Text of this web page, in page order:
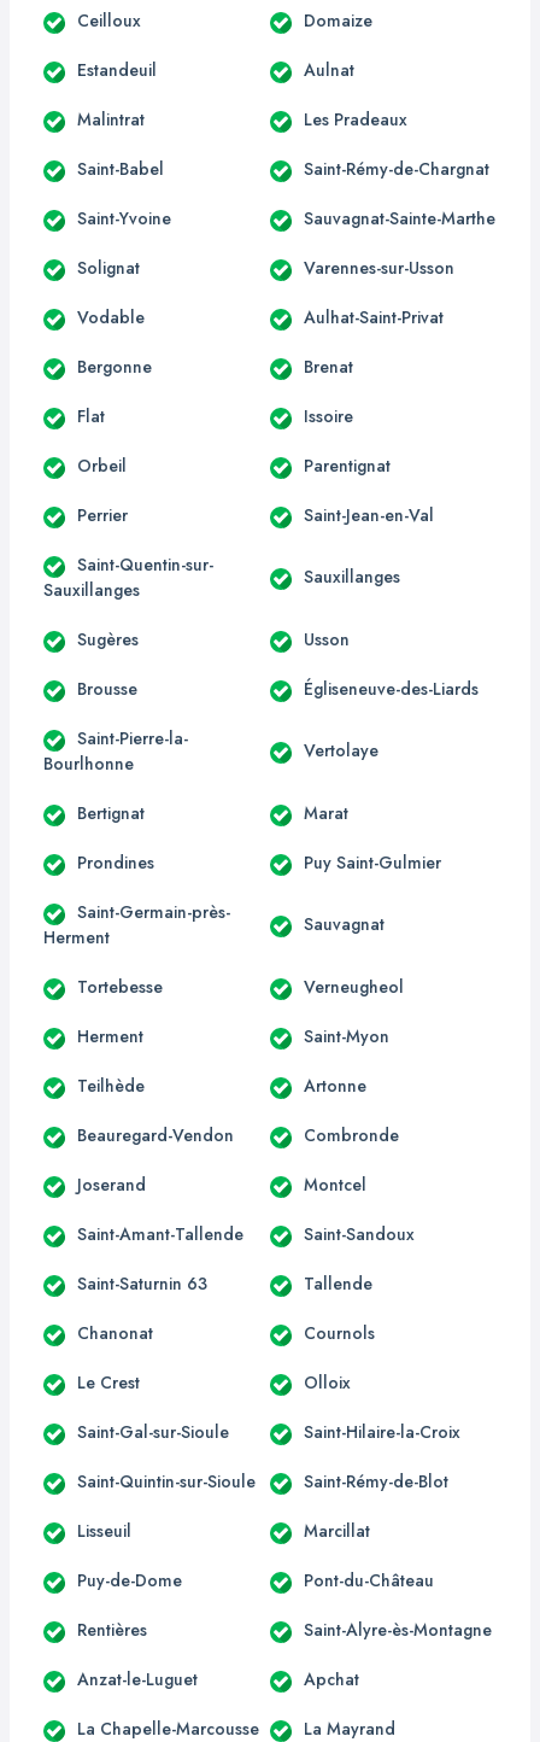
Ceilloux Domaize
Estandeuil Aulnat
Malintrat Les Pradeaux
Saint-Babel Saint-Rémy-de-Chargnat
Saint-Yvoine Sauvagnat-Sainte-Marthe
Solignat Varennes-sur-Usson
Vodable Aulhat-Saint-Privat
Bergonne Brenat
Flat Issoire
Orbeil Parentignat
Perrier Saint-Jean-en-Val
Saint-Quentin-sur-
Sauxillanges
Sauxillanges
Sugères Usson
Brousse Égliseneuve-des-Liards
Saint-Pierre-la-
Bourlhonne
Vertolaye
Bertignat Marat
Prondines Puy Saint-Gulmier
Saint-Germain-près-
Herment
Sauvagnat
Tortebesse Verneugheol
Herment Saint-Myon
Teilhède Artonne
Beauregard-Vendon Combronde
Joserand Montcel
Saint-Amant-Tallende Saint-Sandoux
Saint-Saturnin 63 Tallende
Chanonat Cournols
Le Crest Olloix
Saint-Gal-sur-Sioule Saint-Hilaire-la-Croix
Saint-Quintin-sur-Sioule Saint-Rémy-de-Blot
Lisseuil Marcillat
Puy-de-Dome Pont-du-Château
Rentières Saint-Alyre-ès-Montagne
Anzat-le-Luguet Apchat
La Chapelle-Marcousse La Mayrand